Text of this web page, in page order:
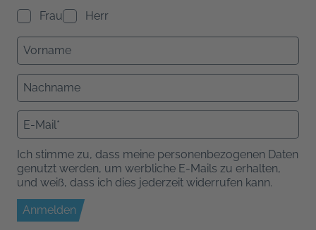
Frau
Herr
Ich stimme zu, dass meine personenbezogenen Daten
genutzt werden, um werbliche E-Mails zu erhalten,
und weiß, dass ich dies jederzeit widerrufen kann.
Anmelden